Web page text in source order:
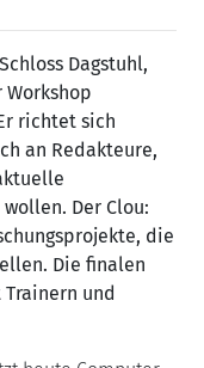
Dagstuhl,
richtet sich
an Redakteure,
Der Clou:
die
Die finalen
und